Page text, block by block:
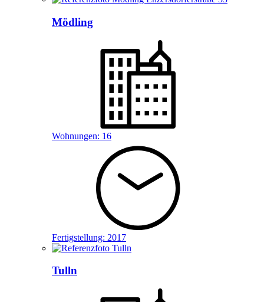
Mödling
Wohnungen: 16
Fertigstellung: 2017
Tulln